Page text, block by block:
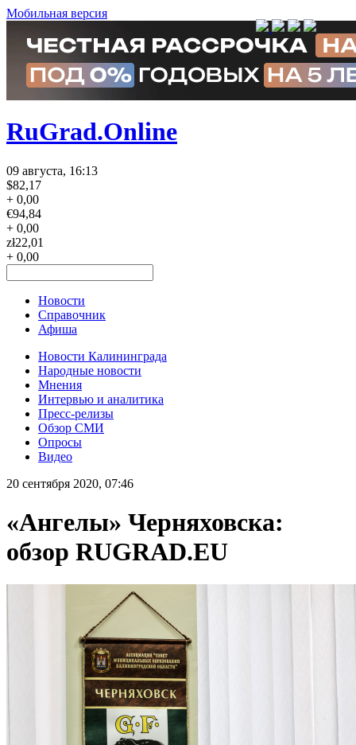
Мобильная версия
RuGrad.Online
09 августа, 16:13
$82,17
+ 0,00
€94,84
+ 0,00
zł22,01
+ 0,00
Новости
Справочник
Афиша
Новости Калининграда
Народные новости
Мнения
Интервью и аналитика
Пресс-релизы
Обзор СМИ
Опросы
Видео
20 сентября 2020, 07:46
«Ангелы» Черняховска:
обзор RUGRAD.EU